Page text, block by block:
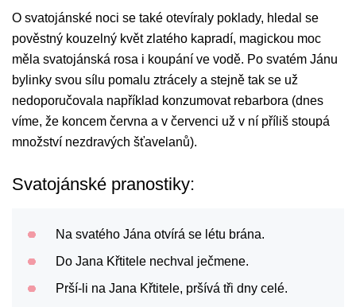
O svatojánské noci se také otevíraly poklady, hledal se
pověstný kouzelný květ zlatého kapradí, magickou moc
měla svatojánská rosa i koupání ve vodě. Po svatém Jánu
bylinky svou sílu pomalu ztrácely a stejně tak se už
nedoporučovala například konzumovat rebarbora (dnes
víme, že koncem června a v červenci už v ní příliš stoupá
množství nezdravých šťavelanů).
Svatojánské pranostiky:
Na svatého Jána otvírá se létu brána.
Do Jana Křtitele nechval ječmene.
Prší-li na Jana Křtitele, pršívá tři dny celé.